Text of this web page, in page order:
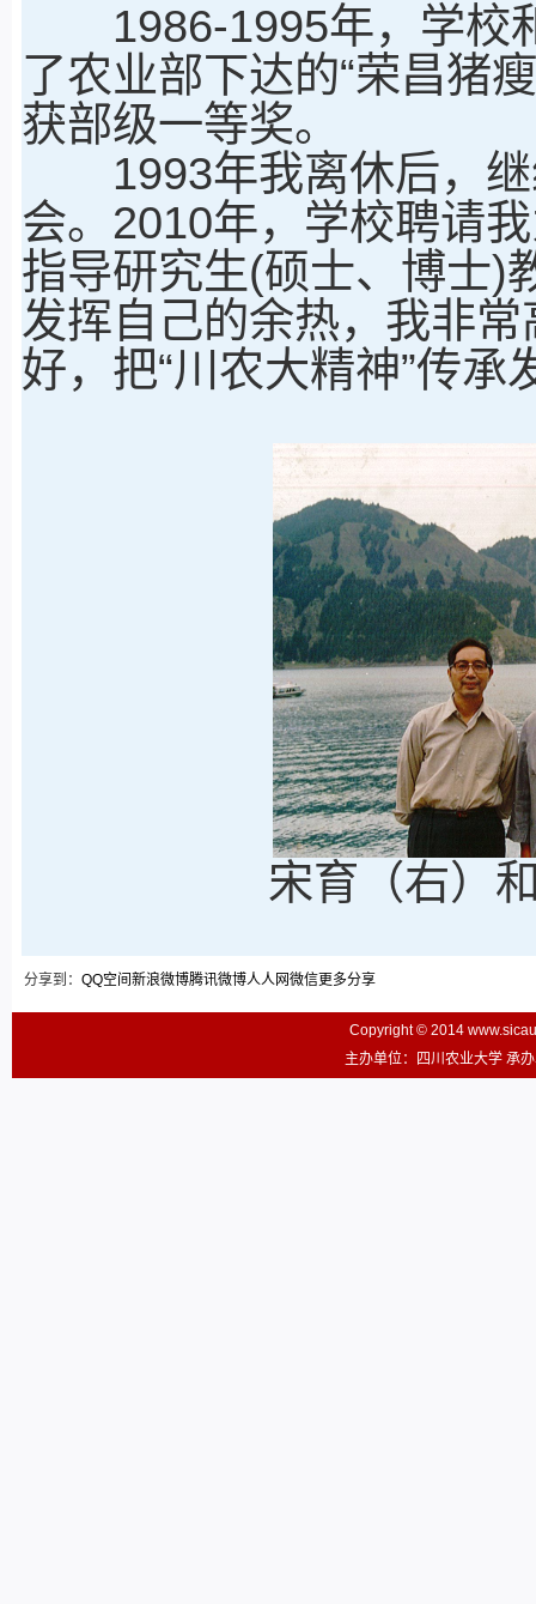
1986-1995年，学校
了农业部下达的“荣昌猪
获部级一等奖。
1993年我离休后，继
会。2010年，学校聘请
指导研究生(硕士、博士)
发挥自己的余热，我非
好，把“川农大精神”传承
宋育（右）
分享到： QQ空间 新浪微博腾讯微博人人网微信更多分享
Copyright © 2014
主办单位：四川农业大学 承